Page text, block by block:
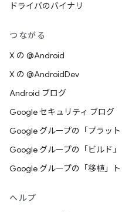
ドライバのバイナリ
つながる
X の @Android
X の @AndroidDev
Android ブログ
Google セキュリティ ブログ
Google グループの「プラッ
Google グループの「ビルド
Google グループの「移植」ト
ヘルプ